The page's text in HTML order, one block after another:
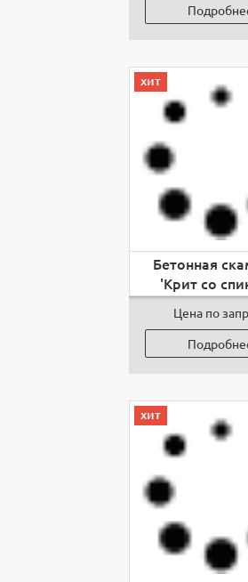
хит
Бетонная
'Крит со
Цена по
хит